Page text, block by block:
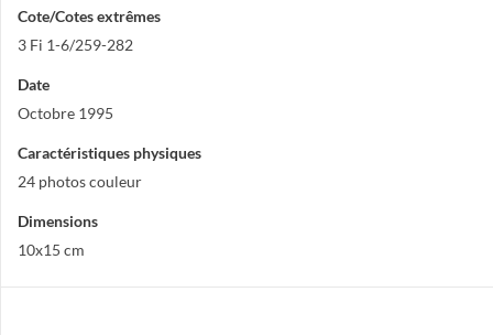
Cote/Cotes extrêmes
3 Fi 1-6/259-282
Date
Octobre 1995
Caractéristiques physiques
24 photos couleur
Dimensions
10x15 cm